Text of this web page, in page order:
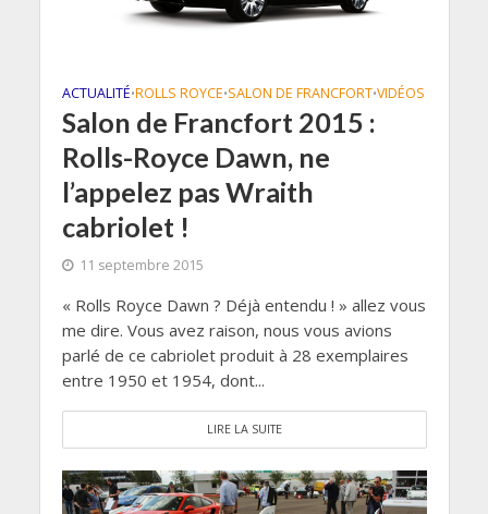
ACTUALITÉ•ROLLS ROYCE•SALON DE FRANCFORT•VIDÉOS
Salon de Francfort 2015 :
Rolls-Royce Dawn, ne
l’appelez pas Wraith
cabriolet !
11 septembre 2015
« Rolls Royce Dawn ? Déjà entendu ! » allez vous
me dire. Vous avez raison, nous vous avions
parlé de ce cabriolet produit à 28 exemplaires
entre 1950 et 1954, dont...
LIRE LA SUITE